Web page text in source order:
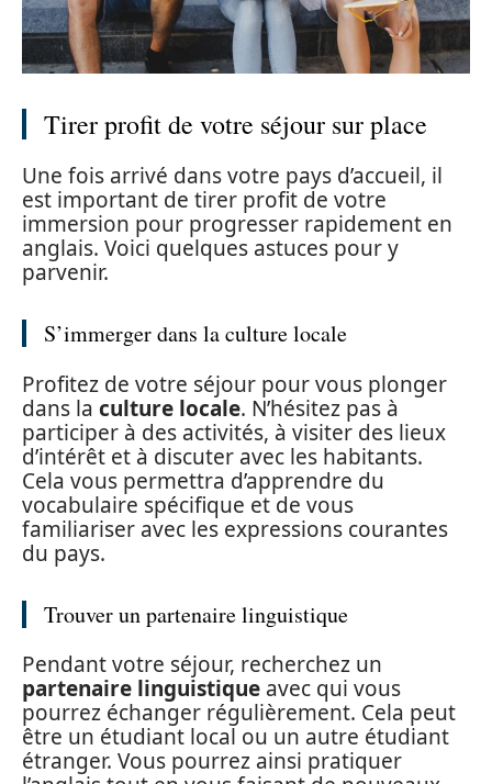
Tirer profit de votre séjour sur place
Une fois arrivé dans votre pays d’accueil, il
est important de tirer profit de votre
immersion pour progresser rapidement en
anglais. Voici quelques astuces pour y
parvenir.
S’immerger dans la culture locale
Profitez de votre séjour pour vous plonger
dans la culture locale. N’hésitez pas à
participer à des activités, à visiter des lieux
d’intérêt et à discuter avec les habitants.
Cela vous permettra d’apprendre du
vocabulaire spécifique et de vous
familiariser avec les expressions courantes
du pays.
Trouver un partenaire linguistique
Pendant votre séjour, recherchez un
partenaire linguistique avec qui vous
pourrez échanger régulièrement. Cela peut
être un étudiant local ou un autre étudiant
étranger. Vous pourrez ainsi pratiquer